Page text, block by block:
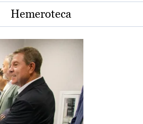
Hemeroteca